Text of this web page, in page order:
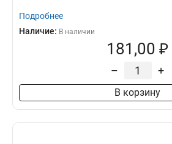
Подробнее
Наличие: В наличии
181,00 ₽
– +
В корзину